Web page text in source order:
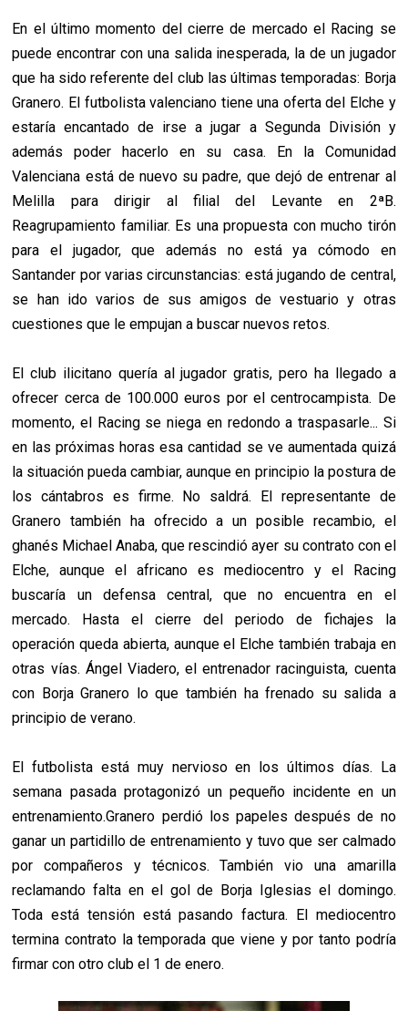
En el último momento del cierre de mercado el Racing se
puede encontrar con una salida inesperada, la de un jugador
que ha sido referente del club las últimas temporadas: Borja
Granero. El futbolista valenciano tiene una oferta del Elche y
estaría encantado de irse a jugar a Segunda División y
además poder hacerlo en su casa. En la Comunidad
Valenciana está de nuevo su padre, que dejó de entrenar al
Melilla para dirigir al filial del Levante en 2ªB.
Reagrupamiento familiar. Es una propuesta con mucho tirón
para el jugador, que además no está ya cómodo en
Santander por varias circunstancias: está jugando de central,
se han ido varios de sus amigos de vestuario y otras
cuestiones que le empujan a buscar nuevos retos.
El club ilicitano quería al jugador gratis, pero ha llegado a
ofrecer cerca de 100.000 euros por el centrocampista. De
momento, el Racing se niega en redondo a traspasarle... Si
en las próximas horas esa cantidad se ve aumentada quizá
la situación pueda cambiar, aunque en principio la postura de
los cántabros es firme. No saldrá. El representante de
Granero también ha ofrecido a un posible recambio, el
ghanés Michael Anaba, que rescindió ayer su contrato con el
Elche, aunque el africano es mediocentro y el Racing
buscaría un defensa central, que no encuentra en el
mercado. Hasta el cierre del periodo de fichajes la
operación queda abierta, aunque el Elche también trabaja en
otras vías. Ángel Viadero, el entrenador racinguista, cuenta
con Borja Granero lo que también ha frenado su salida a
principio de verano.
El futbolista está muy nervioso en los últimos días. La
semana pasada protagonizó un pequeño incidente en un
entrenamiento.Granero perdió los papeles después de no
ganar un partidillo de entrenamiento y tuvo que ser calmado
por compañeros y técnicos. También vio una amarilla
reclamando falta en el gol de Borja Iglesias el domingo.
Toda está tensión está pasando factura. El mediocentro
termina contrato la temporada que viene y por tanto podría
firmar con otro club el 1 de enero.